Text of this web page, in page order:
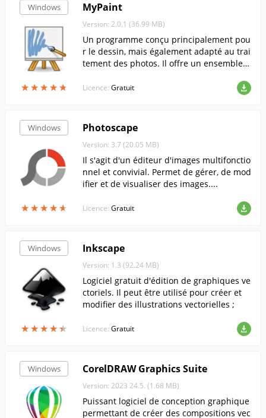
Windows
★★★★★
★★★★★
MyPaint
Version: 2.0.1 (36.99 MB)
Un programme conçu principalement pou
r le dessin, mais également adapté au trai
tement des photos. Il offre un ensemble d
e couleurs et la prise en charge de plusie
Licence: Gratuit
Windows
★★★★★
★★★★★
Photoscape
Version: 3.7 (20.05 MB)
Il s'agit d'un éditeur d'images multifonctio
nnel et convivial. Permet de gérer, de mod
ifier et de visualiser des images....
Licence: Gratuit
Windows
★★★★★
★★★★★
Inkscape
Version: 1.3 (92.24 MB)
Logiciel gratuit d'édition de graphiques ve
ctoriels. Il peut être utilisé pour créer et
modifier des illustrations vectorielles ;
Licence: Gratuit
Windows CorelDRAW Graphics Suite
Version: 2023 24.5. (1.68 MB)
Puissant logiciel de conception graphique
permettant de créer des compositions vec